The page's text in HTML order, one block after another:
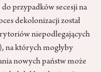
przypadków secesji na
dekolonizacji został
niepodlegających
na których mogłyby
nowych państw może